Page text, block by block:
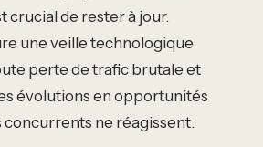
crucial de rester à jour.
une veille technologique
perte de trafic brutale et
évolutions en opportunités
concurrents ne réagissent.